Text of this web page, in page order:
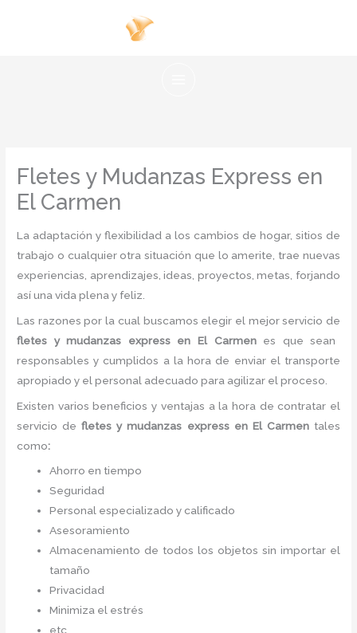
Fletes y Mudanzas Express en
El Carmen
La adaptación y flexibilidad a los cambios de hogar, sitios de
trabajo o cualquier otra situación que lo amerite, trae nuevas
experiencias, aprendizajes, ideas, proyectos, metas, forjando
así una vida plena y feliz.
Las razones por la cual buscamos elegir el mejor servicio de
fletes y mudanzas express en El Carmen es
que sean
responsables y cumplidos a la hora de enviar el transporte
apropiado y el personal adecuado para agilizar el proceso.
Existen varios beneficios y ventajas a la hora de contratar el
servicio de fletes y mudanzas express en El Carmen tales
como:
Ahorro en tiempo
Seguridad
Personal especializado y calificado
Asesoramiento
Almacenamiento de todos los objetos sin importar el
tamaño
Privacidad
Minimiza el estrés
etc